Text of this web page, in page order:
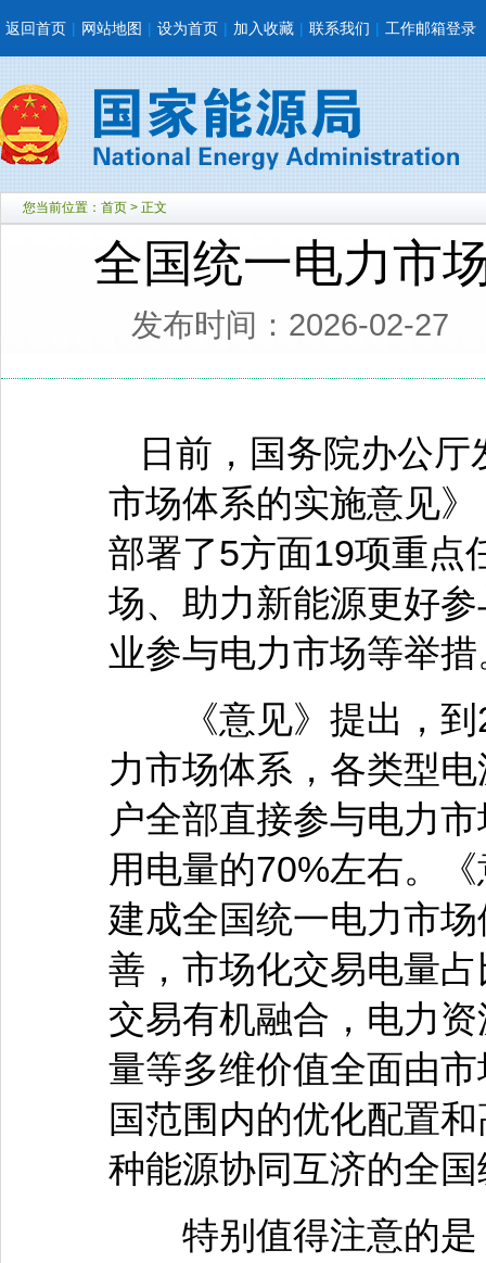
返回首页 | 网站地图 | 设为首页 | 加入收藏 | 联系我们 | 工作邮箱登录
您当前位置： 首页 > 正文
全国统一电力市
发布时间：2026-02-27
日前，国务院办公
市场体系的实施意见
部署了5方面19项重点
场、助力新能源更好
业参与电力市场等举措
《意见》提出，到
力市场体系，各类型
户全部直接参与电力
用电量的70%左右。
建成全国统一电力市
善，市场化交易电量
交易有机融合，电力
量等多维价值全面由
国范围内的优化配置
种能源协同互济的全
特别值得注意的是